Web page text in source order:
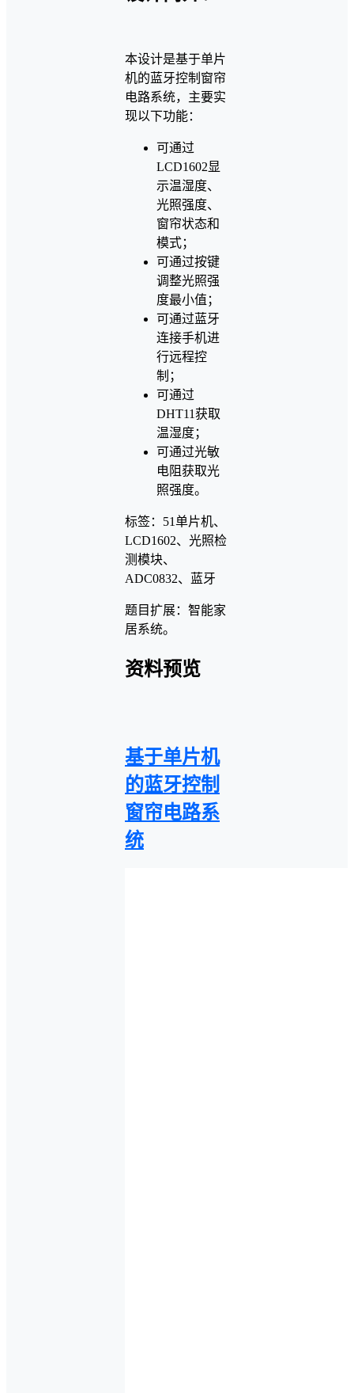
本设计是基于单片
机的蓝牙控制窗帘
电路系统，主要实
现以下功能：
可通过
LCD1602显
示温湿度、
光照强度、
窗帘状态和
模式；
可通过按键
调整光照强
度最小值；
可通过蓝牙
连接手机进
行远程控
制；
可通过
DHT11获取
温湿度；
可通过光敏
电阻获取光
照强度。
标签：51单片机、
LCD1602、光照检
测模块、
ADC0832、蓝牙
题目扩展：智能家
居系统。
资料预览
基于单片机
的蓝牙控制
窗帘电路系
统